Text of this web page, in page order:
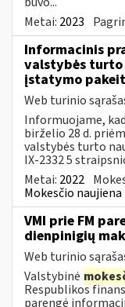
Metai: 2023
Informacinis
valstybės turto
įstatymo
Web turinio
Informuojame,
birželio 28 d.
valstybės turto
IX-2332 5
Metai: 2022
Mokesčio naujiena
VMI prie FM
dienpinigių
Web turinio
Valstybinė
Respublikos
parengė